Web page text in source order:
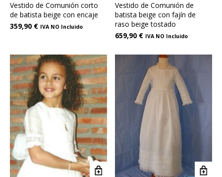
Vestido de Comunión corto
de batista beige con encaje
359,90 € IVA NO Incluido
Vestido de Comunión de
batista beige con fajín de
raso beige tostado
659,90 € IVA NO Incluido